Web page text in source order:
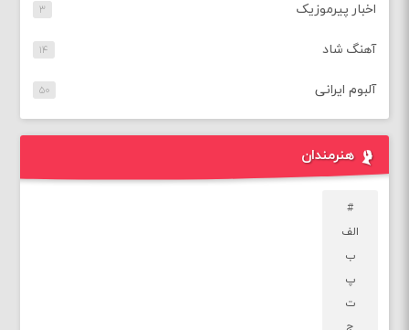
اخبار پیرموزیک ۳
آهنگ شاد ۱۴
آلبوم ایرانی ۵۰
هنرمندان
#
الف
ب
پ
ت